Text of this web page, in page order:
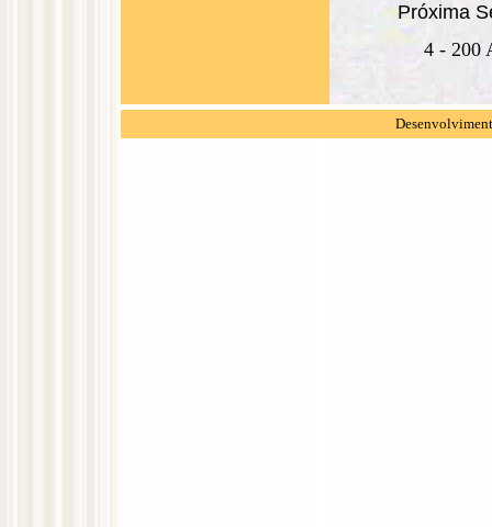
Próxima
4 - 200